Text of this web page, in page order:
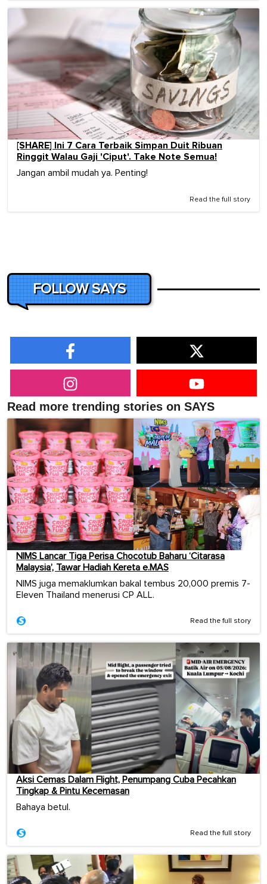
[SHARE] Ini 7 Cara Terbaik Simpan Duit Ribuan
Ringgit Walau Gaji 'Ciput'. Take Note Semua!
Jangan ambil mudah ya. Penting!
Read the full story
FOLLOW SAYS
Read more trending stories on SAYS
NIMS Lancar Tiga Perisa Chocotub Baharu ‘Citarasa
Malaysia’, Tawar Hadiah Kereta e.MAS
NIMS juga memaklumkan bakal tembus 20,000 premis 7-
Eleven Thailand menerusi CP ALL.
Read the full story
Aksi Cemas Dalam Flight, Penumpang Cuba Pecahkan
Tingkap & Pintu Kecemasan
Bahaya betul.
Read the full story